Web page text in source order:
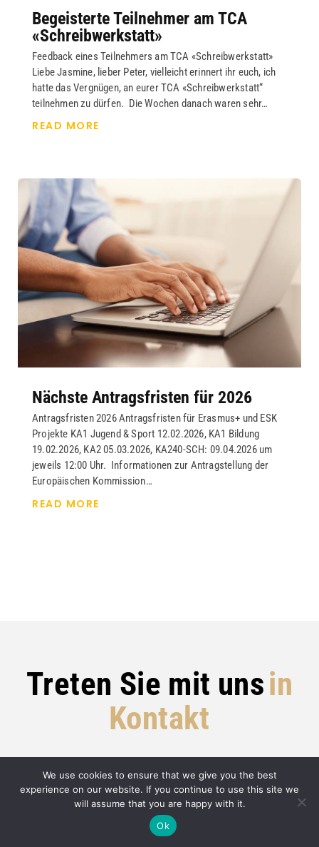
Begeisterte Teilnehmer am TCA
«Schreibwerkstatt»
Feedback eines Teilnehmers am TCA «Schreibwerkstatt»
Liebe Jasmine, lieber Peter, vielleicht erinnert ihr euch, ich
hatte das Vergnügen, an eurer TCA «Schreibwerkstatt“
teilnehmen zu dürfen. Die Wochen danach waren sehr…
READ MORE
Nächste Antragsfristen für 2026
Antragsfristen 2026 Antragsfristen für Erasmus+ und ESK
Projekte KA1 Jugend & Sport 12.02.2026, KA1 Bildung
19.02.2026, KA2 05.03.2026, KA240-SCH: 09.04.2026 um
jeweils 12:00 Uhr. Informationen zur Antragstellung der
Europäischen Kommission…
READ MORE
Treten Sie mit unsin
Kontakt
We use cookies to ensure that we give you the best
experience on our website. If you continue to use this site we
will assume that you are happy with it.
Ok